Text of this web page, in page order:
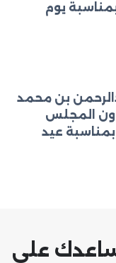
يوم
بن محمد
المجلس
بمناسبة عيد
على